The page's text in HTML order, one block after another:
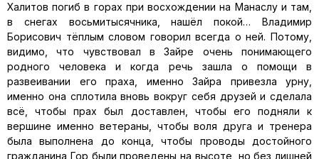
Халитов погиб в горах при восхождении на Манаслу и там,
в снегах восьмитысячника, нашёл покой… Владимир
Борисович тёплым словом говорил всегда о ней. Потому,
видимо, что чувствовал в Зайре очень понимающего
родного человека и когда речь зашла о помощи в
развеивании его праха, именно Зайра привезла урну,
именно она сплотила вновь вокруг себя друзей и сделала
всё, чтобы прах был доставлен, чтобы его подняли к
вершине именно ветераны, чтобы воля друга и тренера
была выполнена до конца, чтобы проводы достойного
гражданина Гор были проведены на высоте, но без лишней